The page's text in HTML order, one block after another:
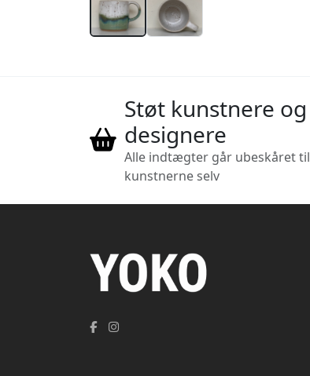
Støt kunstnere og
designere
Alle indtægter går ubeskåret til
kunstnerne selv